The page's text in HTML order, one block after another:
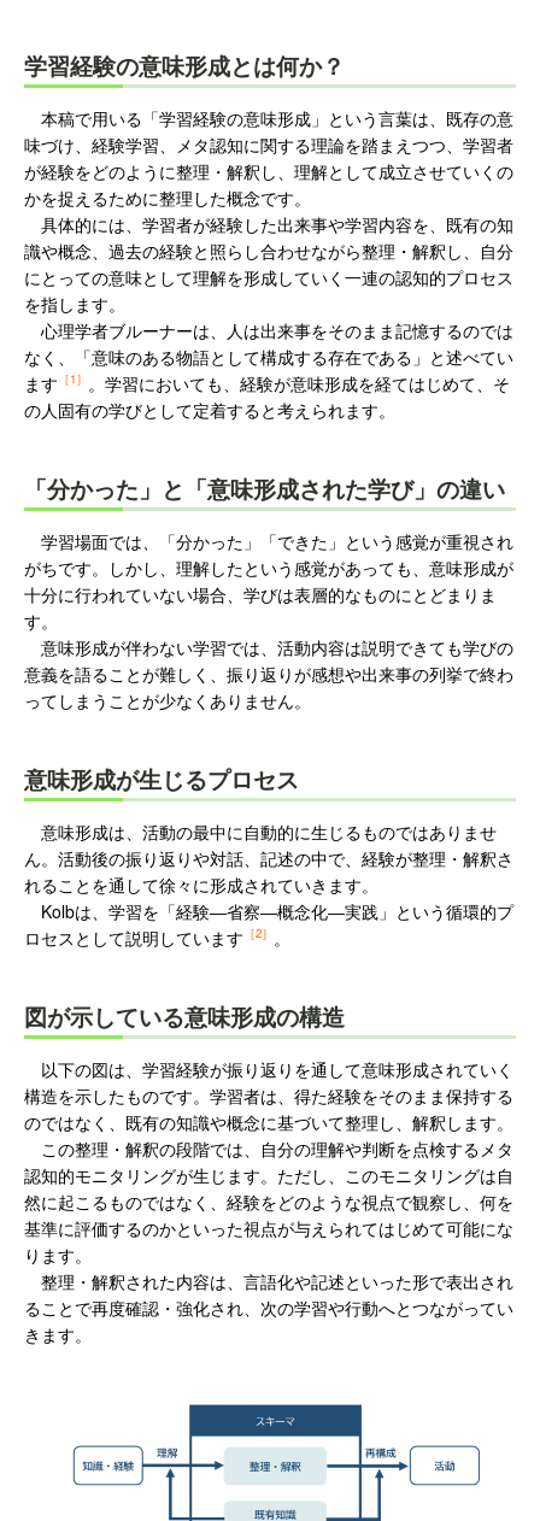
学習経験の意味形成とは何か？
本稿で用いる「学習経験の意味形成」という言葉は、既存の意
味づけ、経験学習、メタ認知に関する理論を踏まえつつ、学習者
が経験をどのように整理・解釈し、理解として成立させていくの
かを捉えるために整理した概念です。
具体的には、学習者が経験した出来事や学習内容を、既有の知
識や概念、過去の経験と照らし合わせながら整理・解釈し、自分
にとっての意味として理解を形成していく一連の認知的プロセス
を指します。
心理学者ブルーナーは、人は出来事をそのまま記憶するのでは
なく、「意味のある物語として構成する存在である」と述べてい
ます ［1］ 。学習においても、経験が意味形成を経てはじめて、そ
の人固有の学びとして定着すると考えられます。
「分かった」と「意味形成された学び」の違い
学習場面では、「分かった」「できた」という感覚が重視され
がちです。しかし、理解したという感覚があっても、意味形成が
十分に行われていない場合、学びは表層的なものにとどまりま
す。
意味形成が伴わない学習では、活動内容は説明できても学びの
意義を語ることが難しく、振り返りが感想や出来事の列挙で終わ
ってしまうことが少なくありません。
意味形成が生じるプロセス
意味形成は、活動の最中に自動的に生じるものではありませ
ん。活動後の振り返りや対話、記述の中で、経験が整理・解釈さ
れることを通して徐々に形成されていきます。
Kolbは、学習を「経験―省察―概念化―実践」という循環的プ
ロセスとして説明しています ［2］ 。
図が示している意味形成の構造
以下の図は、学習経験が振り返りを通して意味形成されていく
構造を示したものです。学習者は、得た経験をそのまま保持する
のではなく、既有の知識や概念に基づいて整理し、解釈します。
この整理・解釈の段階では、自分の理解や判断を点検するメタ
認知的モニタリングが生じます。ただし、このモニタリングは自
然に起こるものではなく、経験をどのような視点で観察し、何を
基準に評価するのかといった視点が与えられてはじめて可能にな
ります。
整理・解釈された内容は、言語化や記述といった形で表出され
ることで再度確認・強化され、次の学習や行動へとつながってい
きます。